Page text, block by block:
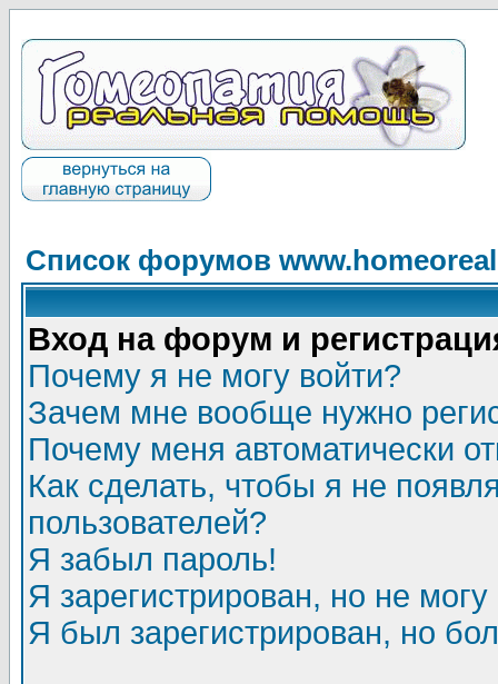
Список форумов
Вход на форум и
Почему я не могу войти?
Зачем мне вообще нужно
Почему меня автоматически
Как сделать, чтобы я не
пользователей?
Я забыл пароль!
Я зарегистрирован, но не могу
Я был зарегистрирован, но